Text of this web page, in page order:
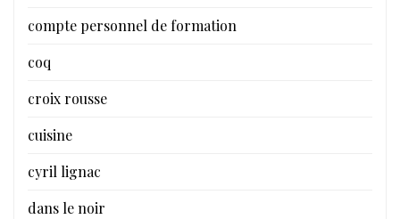
compte personnel de formation
coq
croix rousse
cuisine
cyril lignac
dans le noir